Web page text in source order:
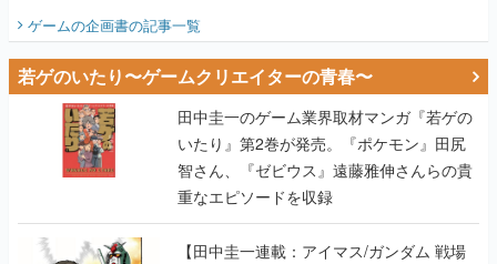
ゲームの企画書の記事一覧
若ゲのいたり〜ゲームクリエイターの青春〜
田中圭一のゲーム業界取材マンガ『若ゲの
いたり』第2巻が発売。『ポケモン』田尻
智さん、『ゼビウス』遠藤雅伸さんらの貴
重なエピソードを収録
【田中圭一連載：アイマス/ガンダム 戦場